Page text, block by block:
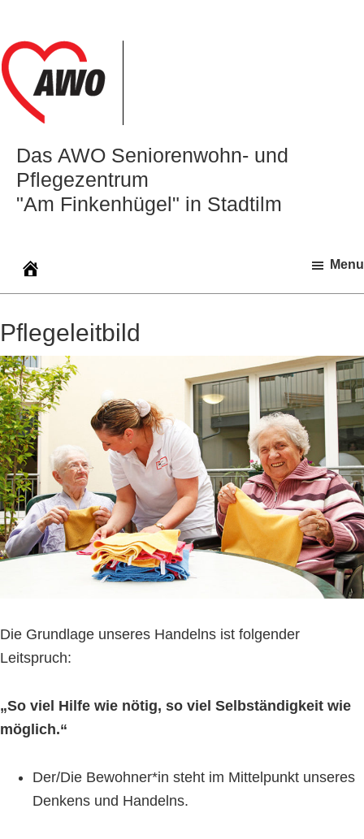
springen
springen
springen
Das AWO Seniorenwohn‑ und
Pflegezentrum
"Am Finkenhügel" in Stadtilm
Menu
Pflegeleitbild
Die Grundlage unseres Handelns ist folgender
Leitspruch:
„So viel Hilfe wie nötig, so viel Selbständigkeit wie
möglich.“
Der/Die Bewohner*in steht im Mittelpunkt unseres
Denkens und Handelns.